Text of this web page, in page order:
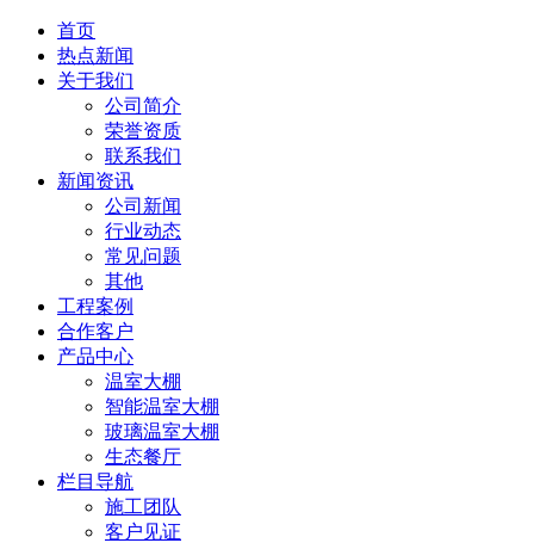
首页
热点新闻
关于我们
公司简介
荣誉资质
联系我们
新闻资讯
公司新闻
行业动态
常见问题
其他
工程案例
合作客户
产品中心
温室大棚
智能温室大棚
玻璃温室大棚
生态餐厅
栏目导航
施工团队
客户见证